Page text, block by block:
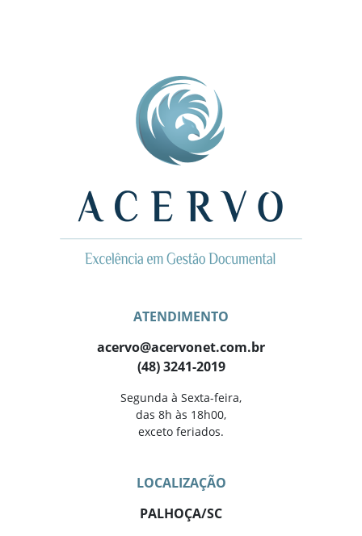
ATENDIMENTO
acervo@acervonet.com.br
(48) 3241-2019
Segunda à Sexta-feira,
das 8h às 18h00,
exceto feriados.
LOCALIZAÇÃO
PALHOÇA/SC